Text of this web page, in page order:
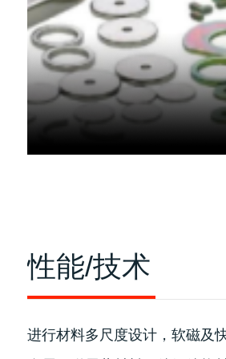
性能/技术
进行材料多尺度设计，软磁及